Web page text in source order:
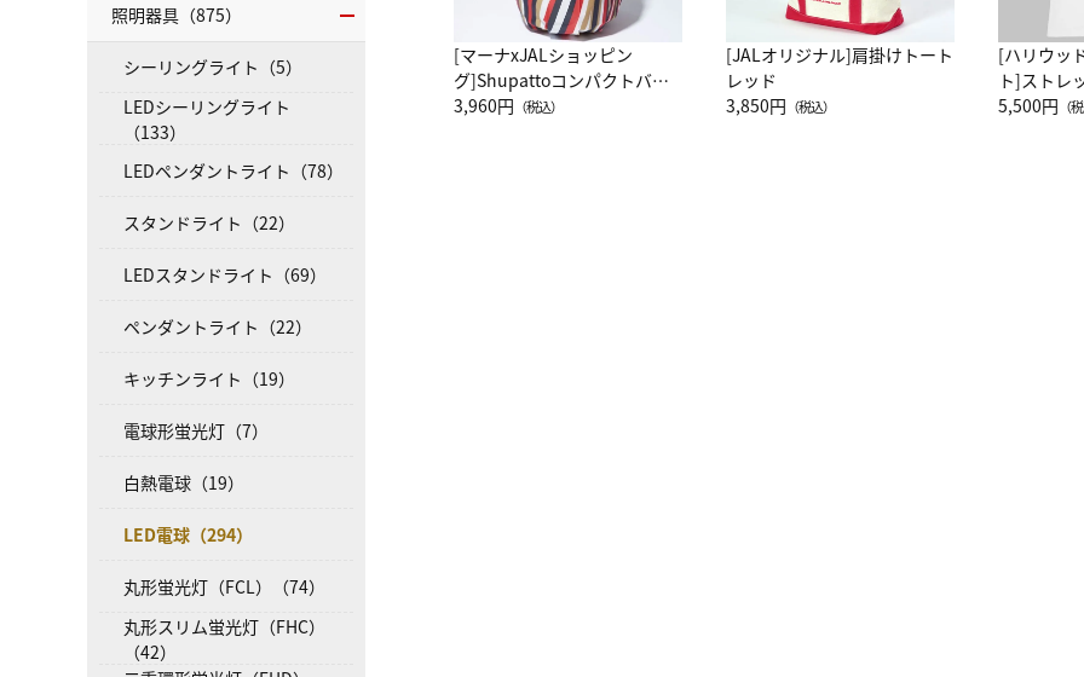
[マーナxJALショッピン
グ]Shupattoコンパクトバッ
グ Drop JAL客室乗務員
3,960円 （税込）
[JALオリジナル]肩掛けトート
レッド
3,850円 （税込）
[ハリウッ
ト]ストレ
ーネック
5,500円 （
照明器具（875）
シーリングライト（5）
LEDシーリングライト
（133）
LEDペンダントライト（78）
スタンドライト（22）
LEDスタンドライト（69）
ペンダントライト（22）
キッチンライト（19）
電球形蛍光灯（7）
白熱電球（19）
LED電球（294）
丸形蛍光灯（FCL）（74）
丸形スリム蛍光灯（FHC）
（42）